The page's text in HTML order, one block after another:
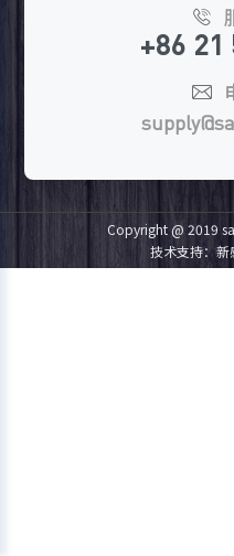
+86 21
Copyright @ 2019
技术支持：新